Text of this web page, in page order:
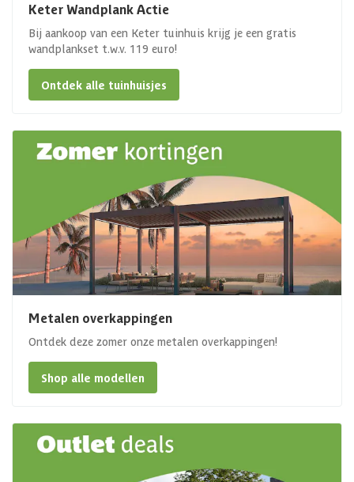
Keter Wandplank Actie
Bij aankoop van een Keter tuinhuis krijg je een gratis
wandplankset t.w.v. 119 euro!
Ontdek alle tuinhuisjes
Metalen overkappingen
Ontdek deze zomer onze metalen overkappingen!
Shop alle modellen